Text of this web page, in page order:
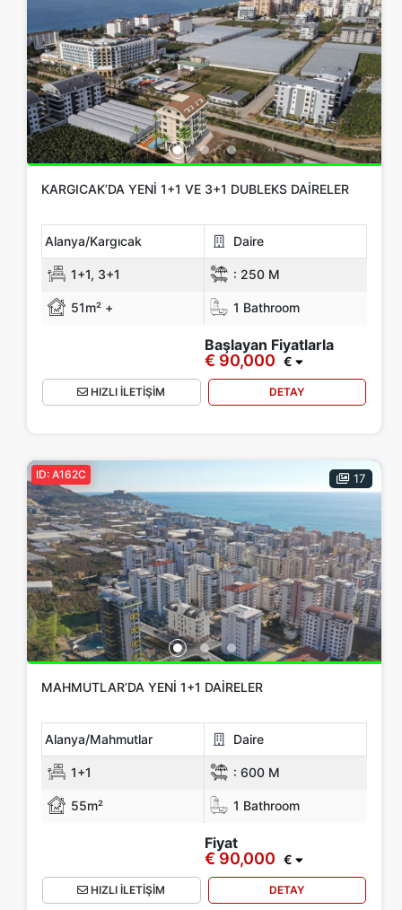
KARGICAK’DA YENI 1+1 VE 3+1 DUBLEKS DAIRELER
Alanya/Kargıcak Daire
1+1, 3+1 : 250 M
51m² + 1 Bathroom
Başlayan Fiyatlarla
€ 90,000 €
HIZLI İLETİŞİM DETAY
17
ID: A162C
MAHMUTLAR’DA YENI 1+1 DAIRELER
Alanya/Mahmutlar Daire
1+1 : 600 M
55m² 1 Bathroom
Fiyat
€ 90,000 €
HIZLI İLETİŞİM DETAY